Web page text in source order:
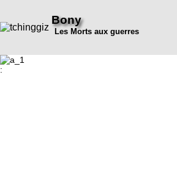
Bony
Les Morts aux guerres
: